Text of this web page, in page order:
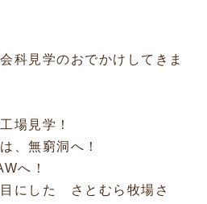
科見学のおでかけしてきま
場見学！
、無窮洞へ！
へ！
にした さとむら牧場さ